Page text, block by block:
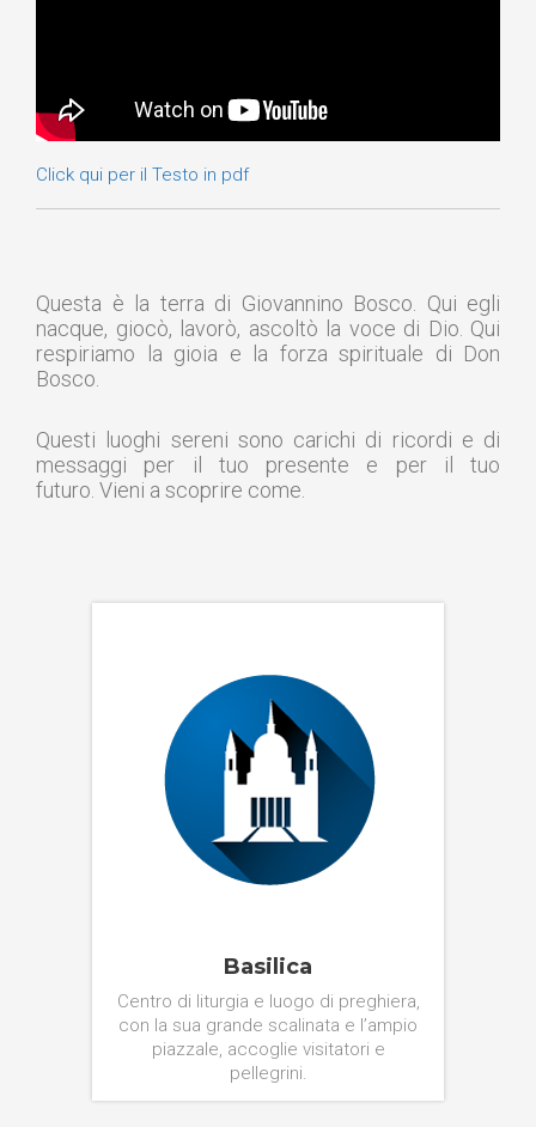
Click qui per il Testo in pdf
Questa è la terra di Giovannino Bosco. Qui egli
nacque, giocò, lavorò, ascoltò la voce di Dio. Qui
respiriamo la gioia e la forza spirituale di Don
Bosco.
Questi luoghi sereni sono carichi di ricordi e di
messaggi per il tuo presente e per il tuo
futuro. Vieni a scoprire come.
Basilica
Centro di liturgia e luogo di preghiera,
con la sua grande scalinata e l’ampio
piazzale, accoglie visitatori e
pellegrini.